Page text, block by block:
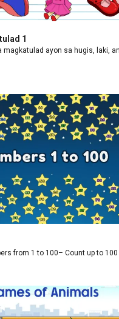
1
magkatulad ayon sa hugis, laki,
from 1 to 100– Count up to 100